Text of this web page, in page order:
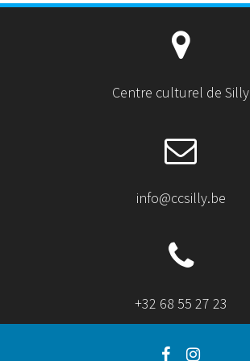
e
o
k
A
Centre culturel de Silly
info@ccsilly.be
+32 68 55 27 23